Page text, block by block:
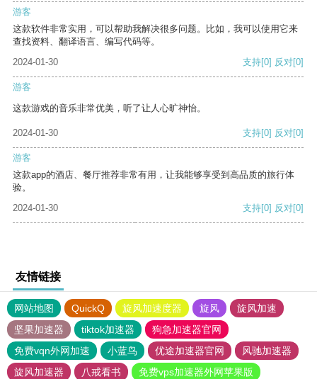
游客
这款软件非常实用，可以帮助我解决很多问题。比如，我可以使用它来
查找资料、翻译语言、编写代码等。
2024-01-30
支持[0] 反对[0]
游客
这款游戏的音乐非常优美，听了让人心旷神怡。
2024-01-30 支持[0] 反对[0]
游客
这款app的酒店、餐厅推荐非常有用，让我能够享受到高品质的旅行体
验。
2024-01-30
支持[0] 反对[0]
友情链接
网站地图 QuickQ 旋风加速度器 旋风
旋风加速
坚果加速器
tiktok加速器
狗急加速器官网
免费vqn外网加速
小蓝鸟 优途加速器官网
风驰加速器
旋风加速器
八戒看书
免费vps加速器外网苹果版